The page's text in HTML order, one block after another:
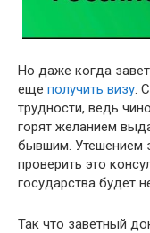
Но даже когда
еще получить визу .
трудности, ведь
горят желанием
бывшим. Утешением
проверить это
государства будет
Так что заветный